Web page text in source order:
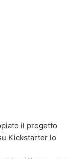
il progetto
Kickstarter lo